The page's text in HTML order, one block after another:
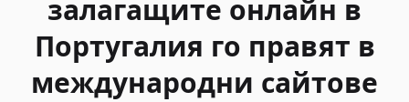
залагащите онлайн в
Португалия го правят в
международни сайтове